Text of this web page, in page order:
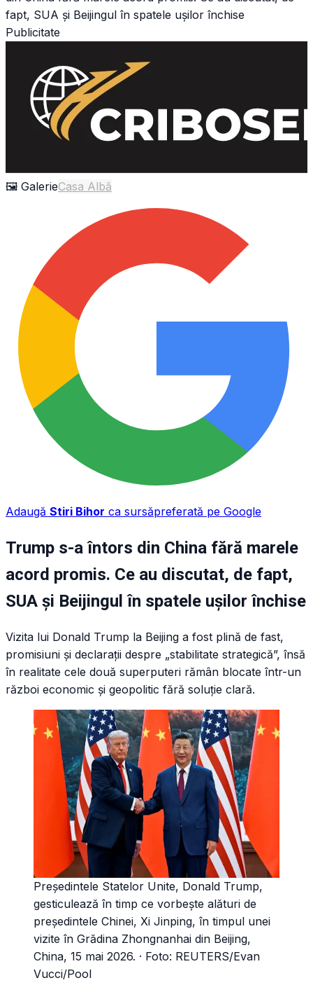
fapt, SUA și Beijingul în spatele ușilor închise
Publicitate
🖼 GalerieCasa Albă
Adaugă Stiri Bihor ca sursăpreferată pe Google
Trump s-a întors din China fără marele
acord promis. Ce au discutat, de fapt,
SUA și Beijingul în spatele ușilor închise
Vizita lui Donald Trump la Beijing a fost plină de fast,
promisiuni și declarații despre „stabilitate strategică”, însă
în realitate cele două superputeri rămân blocate într-un
război economic și geopolitic fără soluție clară.
Președintele Statelor Unite, Donald Trump,
gesticulează în timp ce vorbește alături de
președintele Chinei, Xi Jinping, în timpul unei
vizite în Grădina Zhongnanhai din Beijing,
China, 15 mai 2026. · Foto: REUTERS/Evan
Vucci/Pool